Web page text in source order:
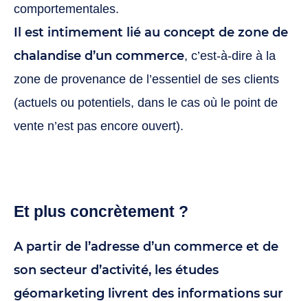
comportementales.
Il est intimement lié au concept de zone de
chalandise d’un commerce, c’est-à-dire à la
zone de provenance de l’essentiel de ses clients
(actuels ou potentiels, dans le cas où le point de
vente n’est pas encore ouvert).
Et plus concrètement ?
A partir de l’adresse d’un commerce et de
son secteur d’activité, les études
géomarketing livrent des informations sur